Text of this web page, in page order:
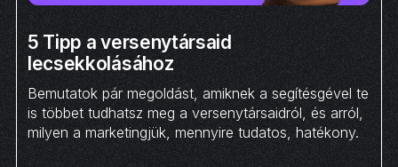
5 Tipp a versenytársaid
lecsekkolásához
Bemutatok pár megoldást, amiknek a segítésgével te
is többet tudhatsz meg a versenytársaidról, és arról,
milyen a marketingjük, mennyire tudatos, hatékony.